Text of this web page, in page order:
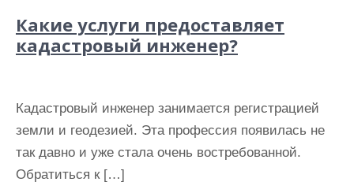
Какие услуги предоставляет
кадастровый инженер?
Кадастровый инженер занимается регистрацией
земли и геодезией. Эта профессия появилась не
так давно и уже стала очень востребованной.
Обратиться к […]